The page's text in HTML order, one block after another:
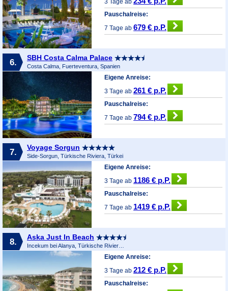
3 Tage ab
Pauschalreise:
7 Tage ab679 € p.P.
6. SBH Costa Calma Palace
Costa Calma, Fuerteventura, Spanien
Eigene Anreise:
3 Tage ab261 € p.P.
Pauschalreise:
7 Tage ab794 € p.P.
7. Voyage Sorgun
Side-Sorgun, Türkische Riviera, Türkei
Eigene Anreise:
3 Tage ab 1186 € p.P.
Pauschalreise:
7 Tage ab 1419 € p.P.
8. Aska Just In Beach
Incekum bei Alanya, Türkische Riviera, Türkei
Eigene Anreise:
3 Tage ab212 € p.P.
Pauschalreise: